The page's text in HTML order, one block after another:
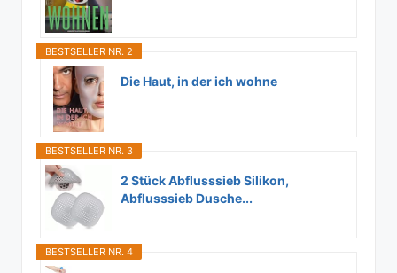
BESTSELLER NR. 2
Die Haut, in der ich wohne
BESTSELLER NR. 3
2 Stück Abflusssieb Silikon,
Abflusssieb Dusche...
BESTSELLER NR. 4